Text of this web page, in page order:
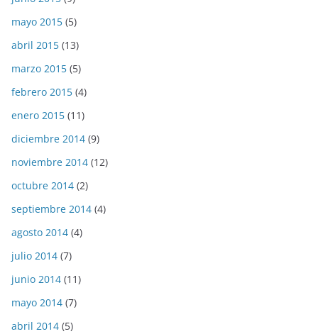
mayo 2015 (5)
abril 2015 (13)
marzo 2015 (5)
febrero 2015 (4)
enero 2015 (11)
diciembre 2014 (9)
noviembre 2014 (12)
octubre 2014 (2)
septiembre 2014 (4)
agosto 2014 (4)
julio 2014 (7)
junio 2014 (11)
mayo 2014 (7)
abril 2014 (5)